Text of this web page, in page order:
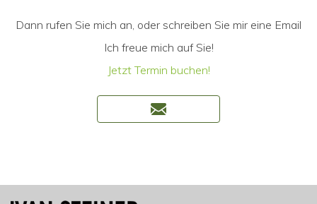
Dann rufen Sie mich an, oder schreiben Sie mir eine Email
Ich freue mich auf Sie!
Jetzt Termin buchen!